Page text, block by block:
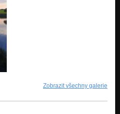
Zobrazit všechny galerie